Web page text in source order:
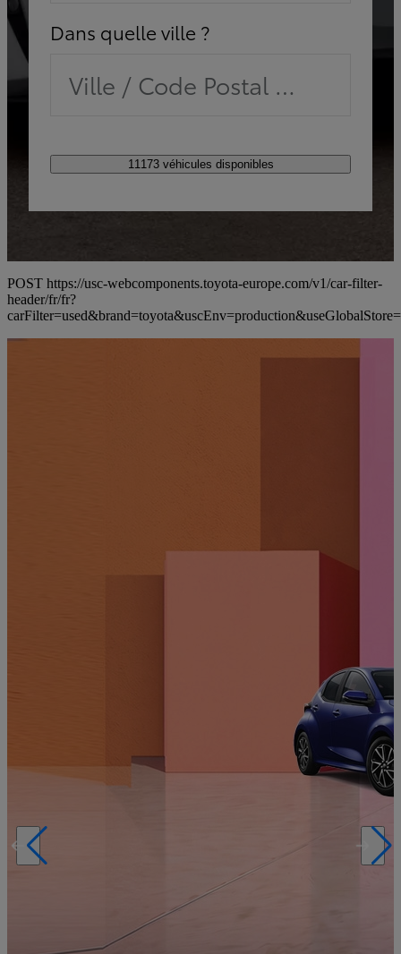
Dans quelle ville ?
Ville / Code Postal /
11173 véhicules disponibles
POST https://usc-webcomponents.toyota-europe.com/v1/car-filter-
header/fr/fr?